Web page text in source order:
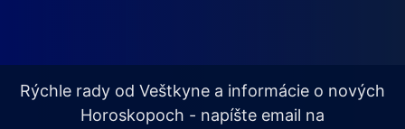
Rýchle rady od Veštkyne a informácie o nových
Horoskopoch - napíšte email na